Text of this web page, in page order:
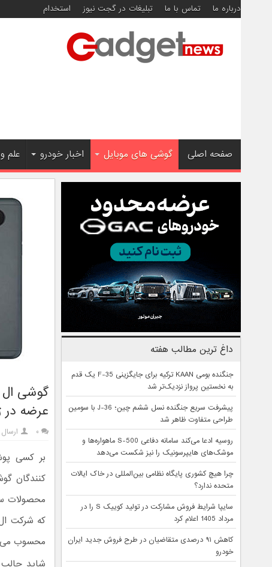
درباره ما تماس با ما تبلیغات در گجت نیوز استخدام
صفحه اصلی گوشی های موبایل اخبار خودرو علم
عرضه در
۰
بر کسی
کنندگان
محصولات
محسوب
داغ ترین مطالب هفته
جنگنده بومی KAAN ترکیه برای جایگزینی F-35 یک قدم
به نخستین پرواز نزدیک‌تر شد
پیشرفت سریع جنگنده نسل ششم چین؛ J-36 با سومین
طراحی متفاوت ظاهر شد
روسیه ادعا می‌کند سامانه دفاعی S-500 ماهواره‌ها و
موشک‌های هایپرسونیک را نیز شکست می‌دهد
چرا هیچ کشوری پایگاه نظامی بین‌المللی در خاک ایالات
متحده ندارد؟
سایپا شرایط فروش مشارکت در تولید کوییک S را در
مرداد 1405 اعلام کرد
کاهش ۹۱ درصدی متقاضیان در طرح فروش جدید ایران
خودرو